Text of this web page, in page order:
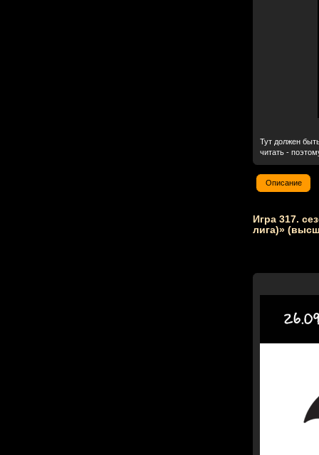
Тут должен
читать -
Описание
Игра 317.
лига)»